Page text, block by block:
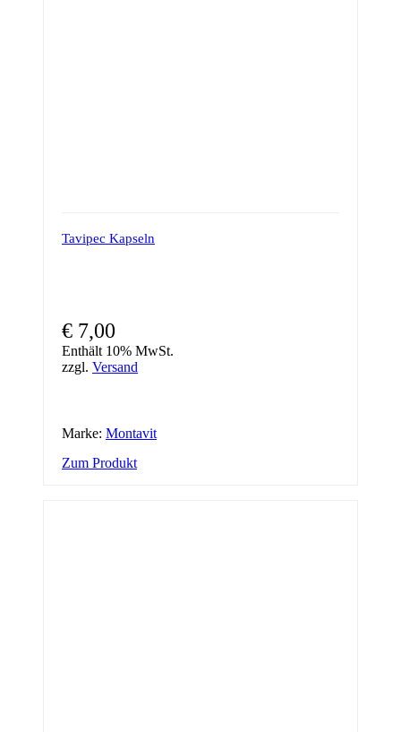
Tavipec Kapseln
€ 7,00
Enthält 10% MwSt.
zzgl. Versand
Marke: Montavit
Zum Produkt